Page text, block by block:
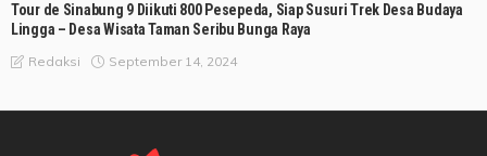
Tour de Sinabung 9 Diikuti 800 Pesepeda, Siap Susuri Trek Desa Budaya
Lingga – Desa Wisata Taman Seribu Bunga Raya
Redaksi September 14, 2024